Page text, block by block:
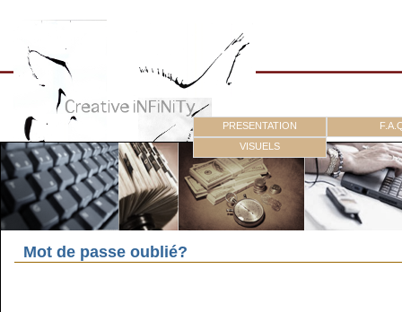
PRESENTATION
VISUELS
Mot de passe oublié?